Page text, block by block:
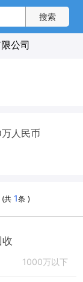
公司
人民币
(共 1条 )
1000万以下